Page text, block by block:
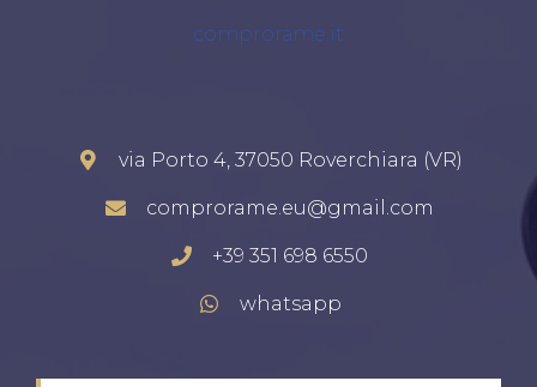
comprorame.it
via Porto 4, 37050 Roverchiara (VR)
comprorame.eu@gmail.com
+39 351 698 6550
whatsapp